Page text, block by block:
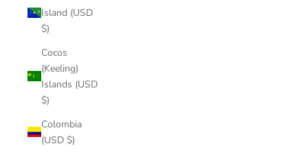
Island (USD
$)
Cocos
(Keeling)
Islands (USD
$)
Colombia
(USD $)